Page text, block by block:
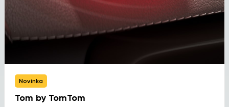
Novinka
Tom by TomTom